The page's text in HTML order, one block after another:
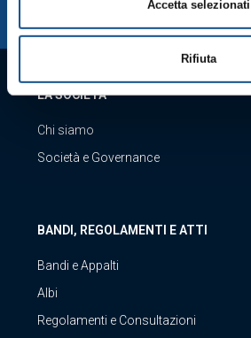
Accetta selezionati
Rifiuta
LA SOCIETÀ
Chi siamo
Società e Governance
BANDI, REGOLAMENTI E ATTI
Bandi e Appalti
Albi
Regolamenti e Consultazioni